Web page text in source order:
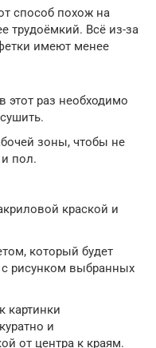
способ похож на
трудоёмкий. Всё из-за
имеют менее
этот раз необходимо
зоны, чтобы не
пол.
краской и
который будет
рисунком выбранных
картинки
и
от центра к краям.